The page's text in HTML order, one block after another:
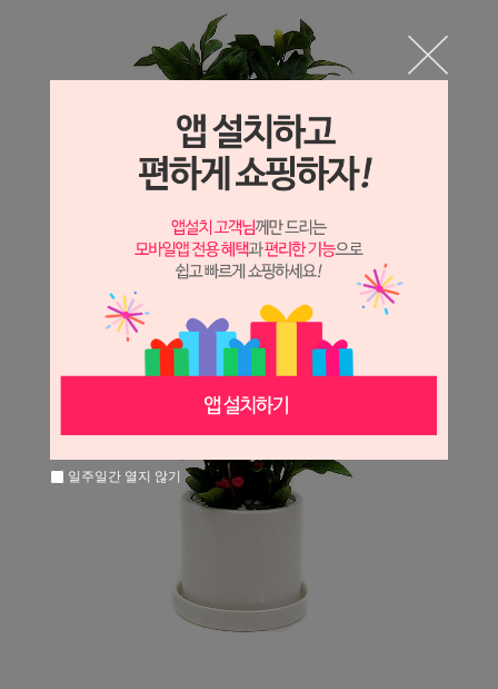
일주일간 열지 않기